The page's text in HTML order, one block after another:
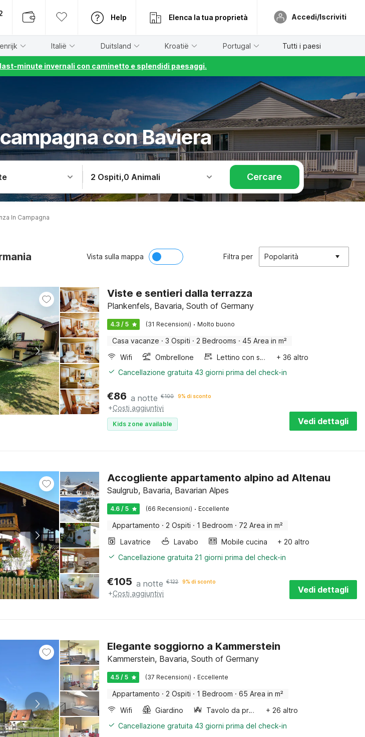
Help Elenca la tua proprietà Accedi/Iscriviti
Italië Duitsland Kroatië Portugal Tutti i paesi
minute invernali con caminetto e splendidi paesaggi.
con Baviera
2 Ospiti,0 Animali Cercare
In Campagna
Vista sulla mappa Filtra per Popolarità
Viste e sentieri dalla terrazza
Plankenfels, Bavaria, South of Germany
4.3 / 5 (31 Recensioni) · Molto buono
Casa vacanze · 3 Ospiti · 2 Bedrooms · 45 Area in m²
Wifi
Ombrellone Lettino con sponde
+ 36 altro
Cancellazione gratuita 43 giorni prima del check-in
€86 a notte €100 9% di sconto
+Costi aggiuntivi
Kids zone available Vedi dettagli
Accogliente appartamento alpino ad Altenau
Saulgrub, Bavaria, Bavarian Alpes
4.6 / 5 (66 Recensioni) · Eccellente
Appartamento · 2 Ospiti · 1 Bedroom · 72 Area in m²
Lavatrice
Lavabo Mobile cucina
+ 20 altro
Cancellazione gratuita 21 giorni prima del check-in
€105 a notte €122 9% di sconto
+Costi aggiuntivi Vedi dettagli
Elegante soggiorno a Kammerstein
Kammerstein, Bavaria, South of Germany
4.5 / 5 (37 Recensioni) · Eccellente
Appartamento · 2 Ospiti · 1 Bedroom · 65 Area in m²
Wifi
Giardino Tavolo da pranzo
+ 26 altro
Cancellazione gratuita 43 giorni prima del check-in